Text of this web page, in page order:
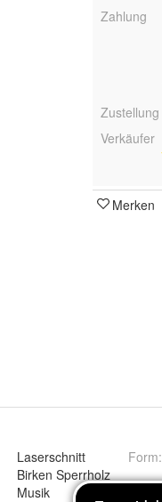
Zahlung
Zustellung
Verkäufer
Merken
Laserschnitt
Birken Sperrholz
Musik
Form: